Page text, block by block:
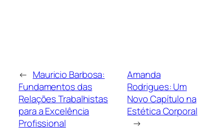
← Mauricio Barbosa:
Fundamentos das
Relações Trabalhistas
para a Excelência
Profissional
Amanda
Rodrigues: Um
Novo Capítulo na
Estética Corporal
→